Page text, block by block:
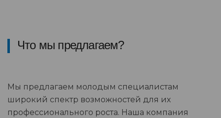
Что мы предлагаем?
Мы предлагаем молодым специалистам
широкий спектр возможностей для их
профессионального роста. Наша компания